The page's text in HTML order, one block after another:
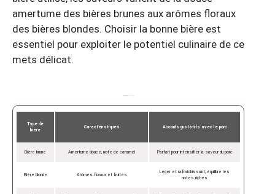
amertume des bières brunes aux arômes floraux
des bières blondes. Choisir la bonne bière est
essentiel pour exploiter le potentiel culinaire de ce
mets délicat.
Type de
bière
Caractéristiques Accords gustatifs avec le porc
Bière brune Amertume douce, note de caramel Parfait pour intensifier la saveur du porc
Bière blonde Arômes floraux et fruités
Léger et rafraîchissant, équilibre les
notes riches